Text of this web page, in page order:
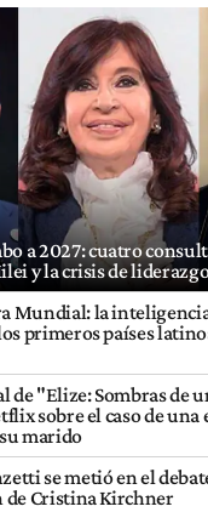
a 2027: cuatro
y la crisis de
Mundial: la
primeros países
de "Elize: Sombras de
sobre el caso de una
marido
se metió en el
Cristina Kirchner